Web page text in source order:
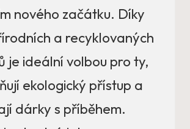
nového začátku. Díky
a recyklovaných
je ideální volbou pro ty,
ekologický přístup a
dárky s příběhem.